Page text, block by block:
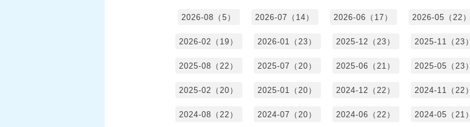
2026-08（5） 2026-07（14） 2026-06（17） 2026-05（22）
2026-02（19） 2026-01（23） 2025-12（23） 2025-11（23）
2025-08（22） 2025-07（20） 2025-06（21） 2025-05（23）
2025-02（20） 2025-01（20） 2024-12（22） 2024-11（22）
2024-08（22） 2024-07（20） 2024-06（22） 2024-05（21）